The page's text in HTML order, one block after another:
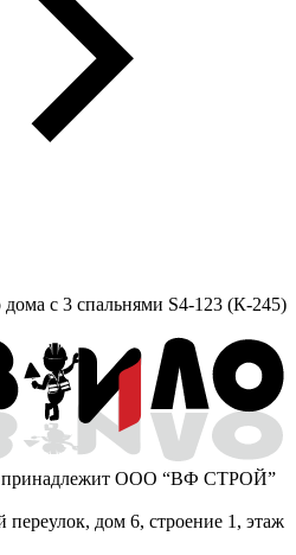
с 3 спальнями S4-123 (К-245)
принадлежит ООО “ВФ СТРОЙ”
дом 6, строение 1, этаж